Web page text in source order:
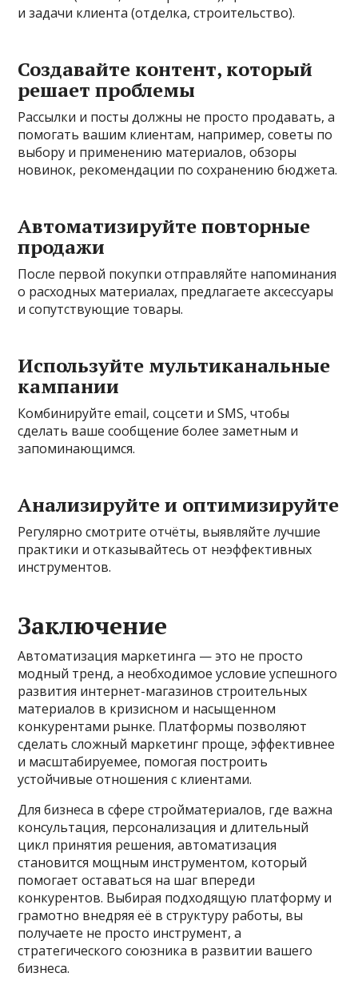
и задачи клиента (отделка, строительство).
Создавайте контент, который
решает проблемы
Рассылки и посты должны не просто продавать, а
помогать вашим клиентам, например, советы по
выбору и применению материалов, обзоры
новинок, рекомендации по сохранению бюджета.
Автоматизируйте повторные
продажи
После первой покупки отправляйте напоминания
о расходных материалах, предлагаете аксессуары
и сопутствующие товары.
Используйте мультиканальные
кампании
Комбинируйте email, соцсети и SMS, чтобы
сделать ваше сообщение более заметным и
запоминающимся.
Анализируйте и оптимизируйте
Регулярно смотрите отчёты, выявляйте лучшие
практики и отказывайтесь от неэффективных
инструментов.
Заключение
Автоматизация маркетинга — это не просто
модный тренд, а необходимое условие успешного
развития интернет-магазинов строительных
материалов в кризисном и насыщенном
конкурентами рынке. Платформы позволяют
сделать сложный маркетинг проще, эффективнее
и масштабируемее, помогая построить
устойчивые отношения с клиентами.
Для бизнеса в сфере стройматериалов, где важна
консультация, персонализация и длительный
цикл принятия решения, автоматизация
становится мощным инструментом, который
помогает оставаться на шаг впереди
конкурентов. Выбирая подходящую платформу и
грамотно внедряя её в структуру работы, вы
получаете не просто инструмент, а
стратегического союзника в развитии вашего
бизнеса.